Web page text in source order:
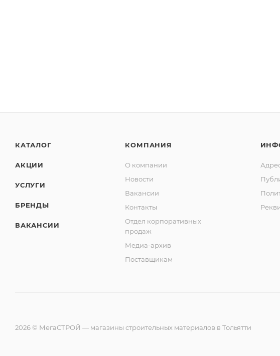
КАТАЛОГ
АКЦИИ
УСЛУГИ
БРЕНДЫ
ВАКАНСИИ
КОМПАНИЯ
О компании
Новости
Вакансии
Контакты
Отдел корпоративных
продаж
Медиа-архив
Поставщикам
2026 © МегаСТРОЙ — магазины строительных материалов в Тольятти